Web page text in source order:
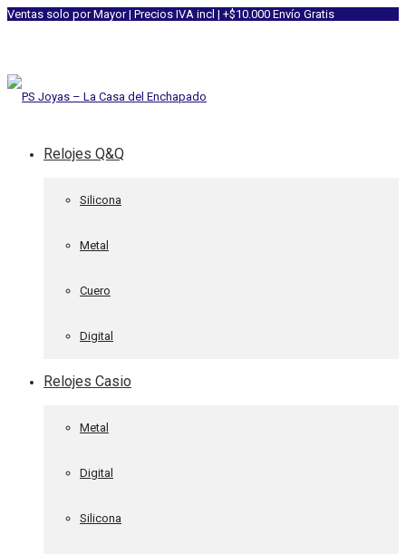
Ventas solo por Mayor | Precios IVA incl | +$10.000 Envío Gratis
Relojes Q&Q
Silicona
Metal
Cuero
Digital
Relojes Casio
Metal
Digital
Silicona